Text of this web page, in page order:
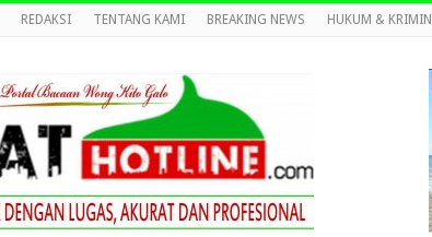
REDAKSI TENTANG KAMI BREAKING NEWS HUKUM &